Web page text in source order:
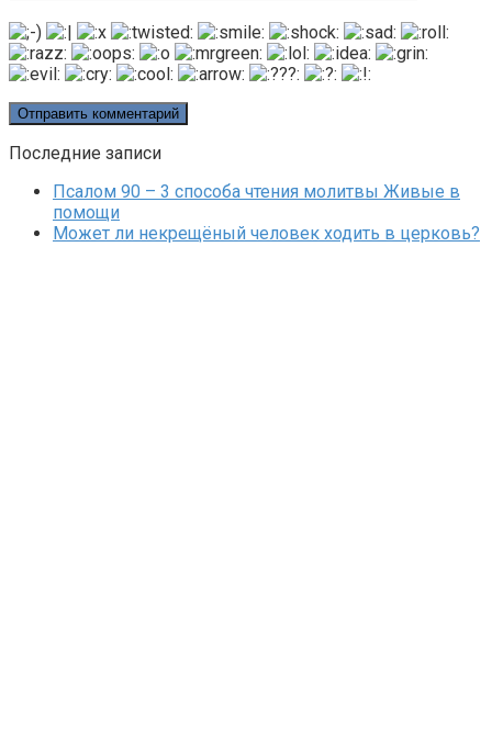
Последние записи
Псалом 90 – 3 способа чтения молитвы Живые в
помощи
Может ли некрещёный человек ходить в церковь?